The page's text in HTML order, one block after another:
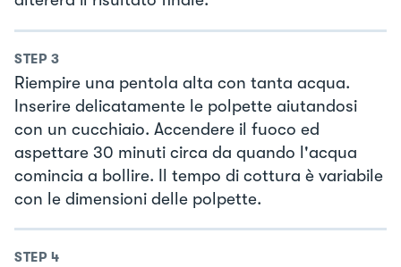
STEP 3
Riempire una pentola alta con tanta acqua.
Inserire delicatamente le polpette aiutandosi
con un cucchiaio. Accendere il fuoco ed
aspettare 30 minuti circa da quando l'acqua
comincia a bollire. Il tempo di cottura è variabile
con le dimensioni delle polpette.
STEP 4